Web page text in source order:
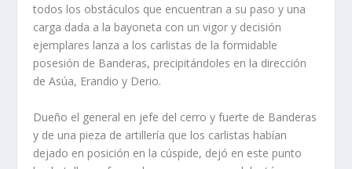
todos los obstáculos que encuentran a su paso y una
carga dada a la bayoneta con un vigor y decisión
ejemplares lanza a los carlistas de la formidable
posesión de Banderas, precipitándoles en la direc­ción
de Asúa, Erandio y Derio.
Dueño el general en jefe del cerro y fuerte de Banderas
y de una pieza de artillerí­a que los carlistas habí­an
dejado en posición en la cúspide, dejó en este punto